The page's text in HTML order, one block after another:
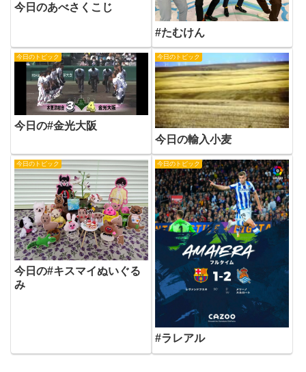
今日のあべさくこじ
#たむけん
今日のトピック
今日の#金光大阪
今日のトピック
今日の輸入小麦
今日のトピック
今日の#キスマイぬいぐる
み
今日のトピック
#ラレアル